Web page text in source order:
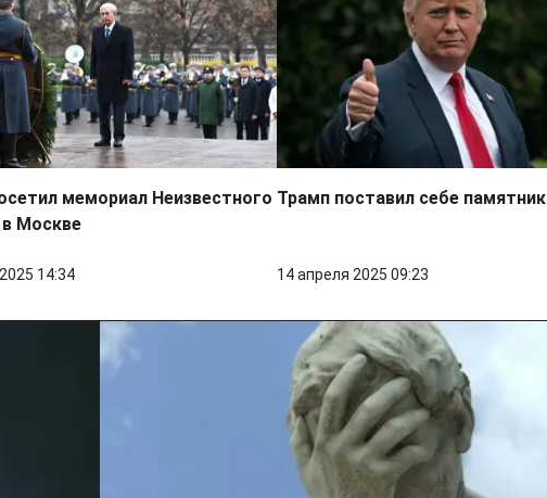
мемориал Неизвестного
Москве
14:34
Трамп поставил себе памятник
14 апреля 2025 09:23